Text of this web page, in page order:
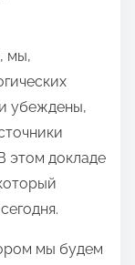
мы,
убеждены,
этом докладе
мы будем